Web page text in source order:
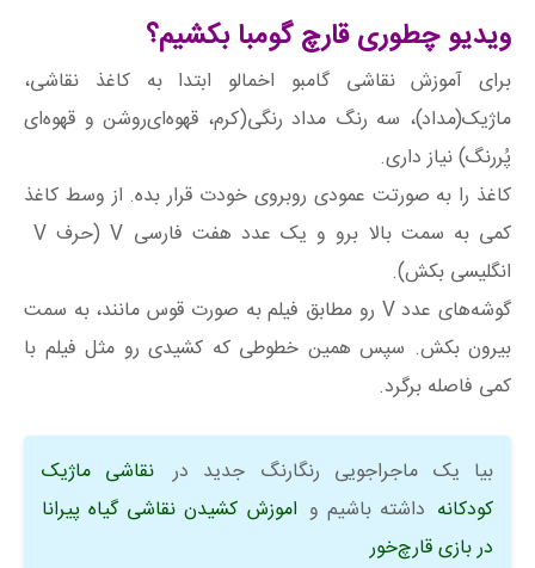
ویدیو چطوری قارچ گومبا بکشیم؟
برای آموزش نقاشی گامبو اخمالو ابتدا به کاغذ نقاشی،
ماژیک(مداد)، سه رنگ مداد رنگی(کرم، قهوه‌ای‌روشن و قهوه‌ای
پُر‌رنگ) نیاز داری.
کاغذ را به صورتت عمودی روبروی خودت قرار بده. از وسط کاغذ
کمی به سمت بالا برو و یک عدد هفت فارسی V (حرف V
انگلیسی بکش).
گوشه‌های عدد V رو مطابق فیلم به صورت قوس مانند، به سمت
بیرون بکش. سپس همین خطوطی که کشیدی رو مثل فیلم با
کمی فاصله برگرد.
بیا یک ماجراجویی رنگارنگ جدید در نقاشی ماژیک
کودکانه داشته باشیم و اموزش کشیدن نقاشی گیاه پیرانا
در بازی قارچ‌خور